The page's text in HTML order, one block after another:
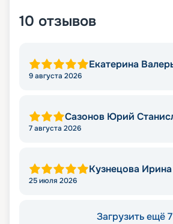
10 отзывов
Екатерина
9 августа 2026
Сазонов Юрий
7 августа 2026
Кузнецова Ирина
25 июля 2026
Загрузить ещё 7